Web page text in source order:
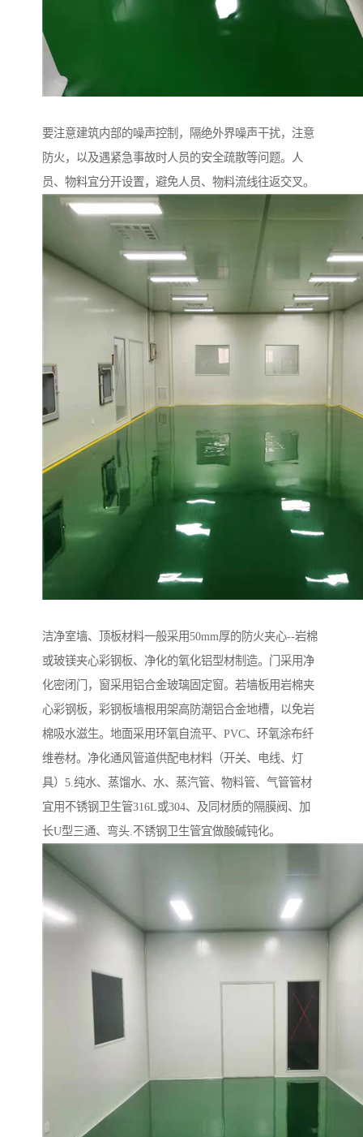
要注意建筑内部的噪声控制，隔绝外界噪声干扰，注意
防火，以及遇紧急事故时人员的安全疏散等问题。人
员、物料宜分开设置，避免人员、物料流线往返交叉。
洁净室墙、顶板材料一般采用50mm厚的防火夹心--岩棉
或玻镁夹心彩钢板、净化的氧化铝型材制造。门采用净
化密闭门，窗采用铝合金玻璃固定窗。若墙板用岩棉夹
心彩钢板，彩钢板墙根用架高防潮铝合金地槽，以免岩
棉吸水滋生。地面采用环氧自流平、PVC、环氧涂布纤
维卷材。净化通风管道供配电材料（开关、电线、灯
具）5.纯水、蒸馏水、水、蒸汽管、物料管、气管管材
宜用不锈钢卫生管316L或304、及同材质的隔膜阀、加
长U型三通、弯头.不锈钢卫生管宜做酸碱钝化。